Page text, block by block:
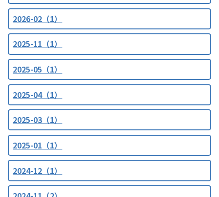
2026-02（1）
2025-11（1）
2025-05（1）
2025-04（1）
2025-03（1）
2025-01（1）
2024-12（1）